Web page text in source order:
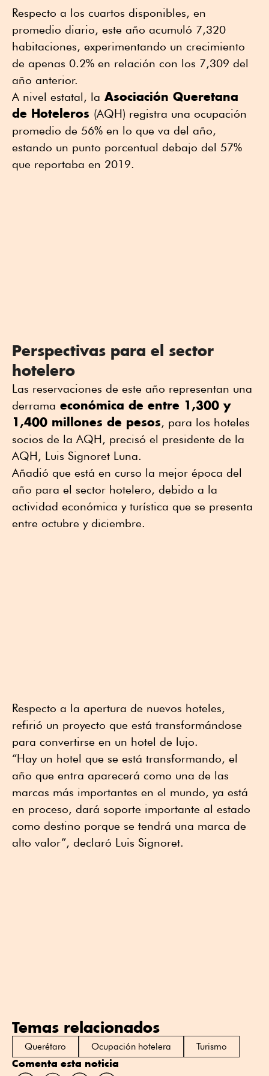
Respecto a los cuartos disponibles, en
promedio diario, este año acumuló 7,320
habitaciones, experimentando un crecimiento
de apenas 0.2% en relación con los 7,309 del
año anterior.
A nivel estatal, la Asociación Queretana
de Hoteleros (AQH) registra una ocupación
promedio de 56% en lo que va del año,
estando un punto porcentual debajo del 57%
que reportaba en 2019.
Perspectivas para el sector
hotelero
Las reservaciones de este año representan una
derrama económica de entre 1,300 y
1,400 millones de pesos, para los hoteles
socios de la AQH, precisó el presidente de la
AQH, Luis Signoret Luna.
Añadió que está en curso la mejor época del
año para el sector hotelero, debido a la
actividad económica y turística que se presenta
entre octubre y diciembre.
Respecto a la apertura de nuevos hoteles,
refirió un proyecto que está transformándose
para convertirse en un hotel de lujo.
“Hay un hotel que se está transformando, el
año que entra aparecerá como una de las
marcas más importantes en el mundo, ya está
en proceso, dará soporte importante al estado
como destino porque se tendrá una marca de
alto valor”, declaró Luis Signoret.
Temas relacionados
Querétaro Ocupación hotelera Turismo
Comenta esta noticia